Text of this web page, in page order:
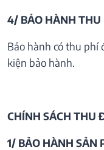
4/ BẢO HÀNH THU
Bảo hành có thu phí
kiện bảo hành.
CHÍNH SÁCH THU
1/ BẢO HÀNH SẢN